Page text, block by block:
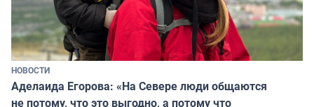
НОВОСТИ
Аделаида Егорова: «На Севере люди общаются
не потому, что это выгодно, а потому что